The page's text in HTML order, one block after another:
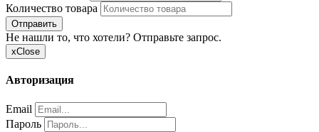
Количество товара
Отправить
Не нашли то, что хотели? Отправьте запрос.
xClose
Авторизация
Email
Пароль